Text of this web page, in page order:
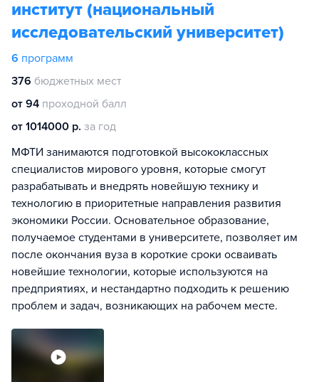
институт (национальный
исследовательский университет)
6 программ
376 бюджетных мест
от 94 проходной балл
от 1014000 р. за год
МФТИ занимаются подготовкой высококлассных
специалистов мирового уровня, которые смогут
разрабатывать и внедрять новейшую технику и
технологию в приоритетные направления развития
экономики России. Основательное образование,
получаемое студентами в университете, позволяет им
после окончания вуза в короткие сроки осваивать
новейшие технологии, которые используются на
предприятиях, и нестандартно подходить к решению
проблем и задач, возникающих на рабочем месте.